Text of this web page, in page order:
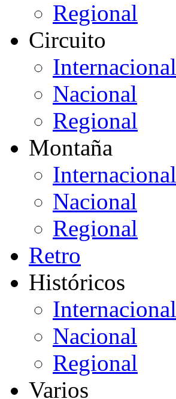
Regional
Circuito
Internacional
Nacional
Regional
Montaña
Internacional
Nacional
Regional
Retro
Históricos
Internacional
Nacional
Regional
Varios